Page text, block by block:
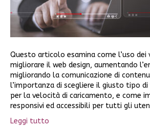
Questo articolo esamina come l’uso dei
migliorare il web design, aumentando
migliorando la comunicazione di
l’importanza di scegliere il giusto tipo
per la velocità di caricamento, e come
responsivi ed accessibili per tutti gli
Leggi tutto